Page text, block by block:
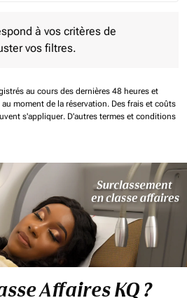
à vos critères de
vos filtres.
au cours des dernières 48 heures et
moment de la réservation. Des frais et coûts
s'appliquer. D'autres termes et conditions
Affaires KQ ?